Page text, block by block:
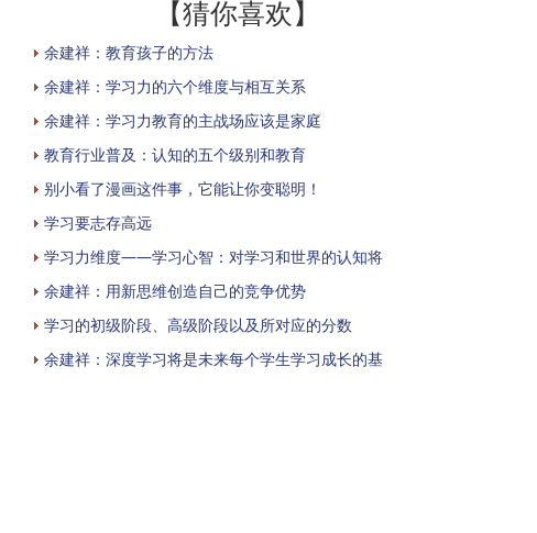
【猜你喜欢】
余建祥：教育孩子的方法
余建祥：学习力的六个维度与相互关系
余建祥：学习力教育的主战场应该是家庭
教育行业普及：认知的五个级别和教育
别小看了漫画这件事，它能让你变聪明！
学习要志存高远
学习力维度——学习心智：对学习和世界的认知将
余建祥：用新思维创造自己的竞争优势
学习的初级阶段、高级阶段以及所对应的分数
余建祥：深度学习将是未来每个学生学习成长的基